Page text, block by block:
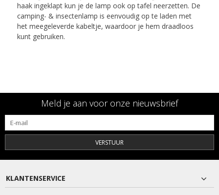
haak ingeklapt kun je de lamp ook op tafel neerzetten. De
camping- & insectenlamp is eenvoudig op te laden met
het meegeleverde kabeltje, waardoor je hem draadloos
kunt gebruiken.
Meld je aan voor onze nieuwsbrief
VERSTUUR
KLANTENSERVICE